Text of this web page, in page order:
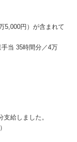
5,000円）が含まれて
当 35時間分／4万
給しました。